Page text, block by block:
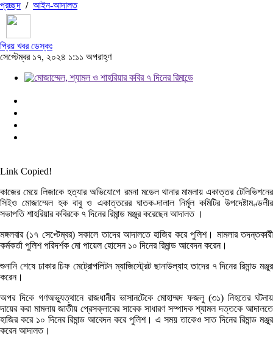
প্রচ্ছদ / আইন-আদালত
প্রিয় খবর ডেস্কঃ
সেপ্টেম্বর ১৭, ২০২৪ ১:১১ অপরাহ্ণ
Link Copied!
কাজের মেয়ে লিজাকে হত্যার অভিযোগে রমনা মডেল থানার মামলায় একাত্তর টেলিভিশনের
সিইও মোজাম্মেল হক বাবু ও একাত্তরের ঘাতক-দালাল নির্মূল কমিটির উপদেষ্টামণ্ডলীর
সভাপতি শাহরিয়ার কবিরকে ৭ দিনের রিমান্ড মঞ্জুর করেছেন আদালত ।
মঙ্গলবার (১৭ সেপ্টেম্বর) সকালে তাদের আদালতে হাজির করে পুলিশ। মামলার তদন্তকারী
কর্মকর্তা পুলিশ পরিদর্শক মো পায়েল হোসেন ১০ দিনের রিমান্ড আবেদন করেন।
শুনানি শেষে ঢাকার চিফ মেট্রোপলিটন ম্যাজিস্ট্রেট ছানাউল্যাহ তাদের ৭ দিনের রিমান্ড মঞ্জুর
করেন।
অপর দিকে গণঅভ্যুত্থানে রাজধানীর ভাসানটেকে মোহাম্মদ ফজলু (৩১) নিহতের ঘটনায়
দায়ের করা মামলায় জাতীয় প্রেসক্লাবের সাবেক সাধারণ সম্পাদক শ্যামল দত্তকে আদালতে
হাজির করে ১০ দিনের রিমান্ড আবেদন করে পুলিশ। এ সময় তাকেও সাত দিনের রিমান্ড মঞ্জুর
করেন আদালত।